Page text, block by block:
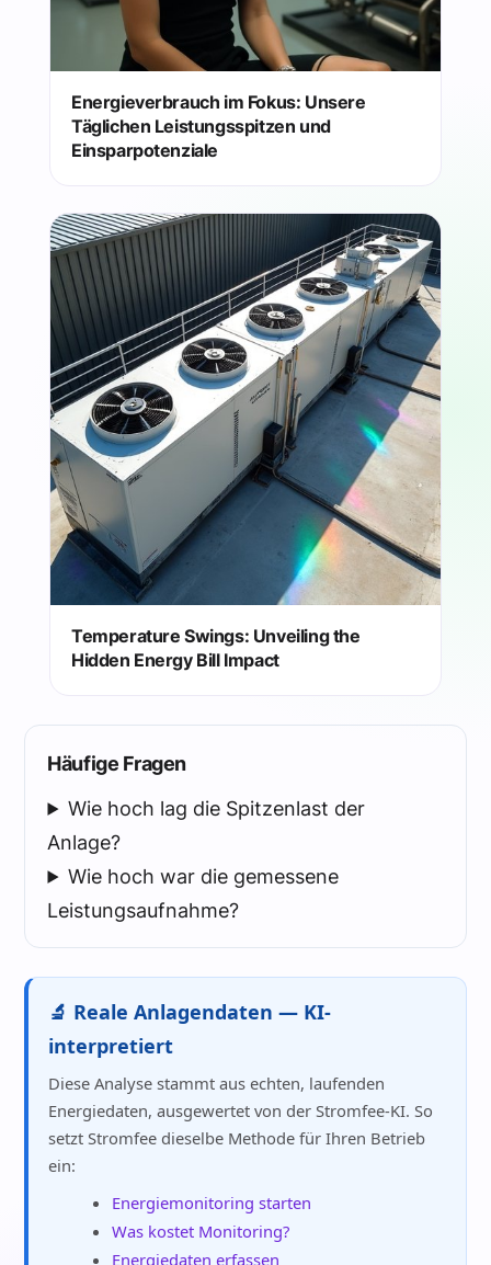
Energieverbrauch im Fokus: Unsere
Täglichen Leistungsspitzen und
Einsparpotenziale
Temperature Swings: Unveiling the
Hidden Energy Bill Impact
Häufige Fragen
Wie hoch lag die Spitzenlast der
Anlage?
Wie hoch war die gemessene
Leistungsaufnahme?
🔬 Reale Anlagendaten — KI-
interpretiert
Diese Analyse stammt aus echten, laufenden
Energiedaten, ausgewertet von der Stromfee-KI. So
setzt Stromfee dieselbe Methode für Ihren Betrieb
ein:
Energiemonitoring starten
Was kostet Monitoring?
Energiedaten erfassen